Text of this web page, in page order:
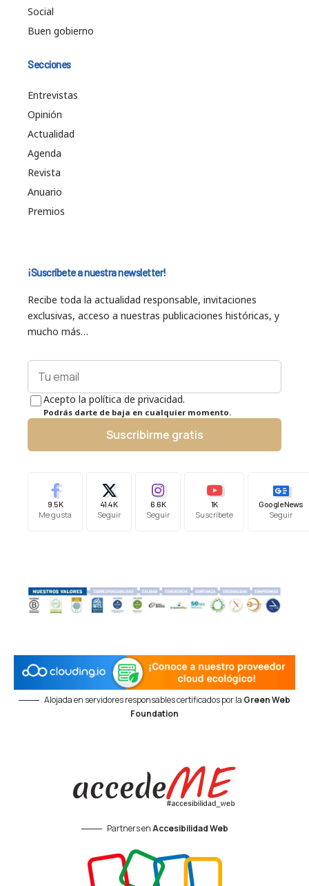
Social
Buen gobierno
Secciones
Entrevistas
Opinión
Actualidad
Agenda
Revista
Anuario
Premios
¡Suscríbete a nuestra newsletter!
Recibe toda la actualidad responsable, invitaciones
exclusivas, acceso a nuestras publicaciones históricas, y
mucho más…
Acepto la política de privacidad.
Podrás darte de baja en cualquier momento.
Suscribirme gratis
9.5K
Me gusta
41.4K
Seguir
6.6K
Seguir
1K
Suscríbete
Google News
Seguir
Alojada en servidores responsables certificados por la Green Web
Foundation
Partners enAccesibilidad Web